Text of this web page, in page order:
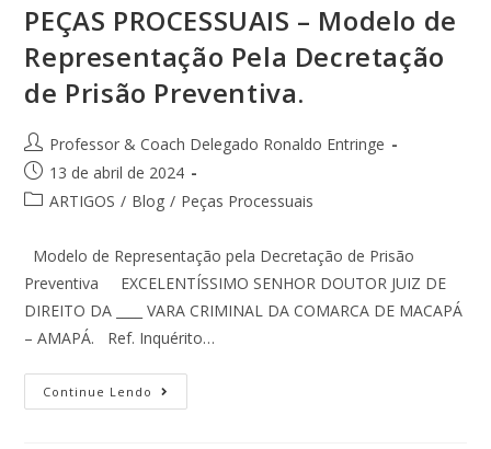
PEÇAS PROCESSUAIS – Modelo de
Representação Pela Decretação
de Prisão Preventiva.
Professor & Coach Delegado Ronaldo Entringe
13 de abril de 2024
ARTIGOS / Blog / Peças Processuais
Modelo de Representação pela Decretação de Prisão
Preventiva EXCELENTÍSSIMO SENHOR DOUTOR JUIZ DE
DIREITO DA ____ VARA CRIMINAL DA COMARCA DE MACAPÁ
– AMAPÁ. Ref. Inquérito…
Continue Lendo